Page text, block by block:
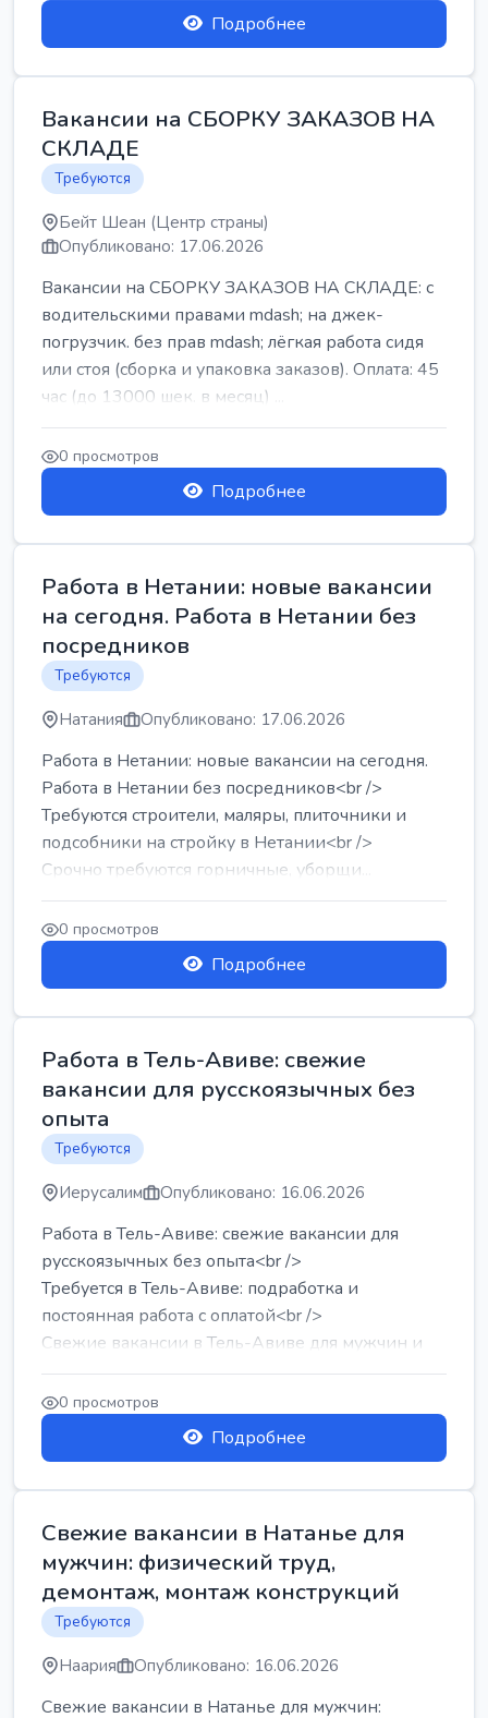
Подробнее
Вакансии на СБОРКУ ЗАКАЗОВ НА
СКЛАДЕ
Требуются
Бейт Шеан (Центр страны)
Опубликовано: 17.06.2026
Вакансии на СБОРКУ ЗАКАЗОВ НА СКЛАДЕ: с
водительскими правами mdash; на джек-
погрузчик. без прав mdash; лёгкая работа сидя
или стоя (сборка и упаковка заказов). Оплата: 45
час (до 13000 шек. в месяц) ...
0 просмотров
Подробнее
Работа в Нетании: новые вакансии
на сегодня. Работа в Нетании без
посредников
Требуются
Натания Опубликовано: 17.06.2026
Работа в Нетании: новые вакансии на сегодня.
Работа в Нетании без посредников<br />
Требуются строители, маляры, плиточники и
подсобники на стройку в Нетании<br />
Срочно требуются горничные, уборщи...
0 просмотров
Подробнее
Работа в Тель-Авиве: свежие
вакансии для русскоязычных без
опыта
Требуются
Иерусалим Опубликовано: 16.06.2026
Работа в Тель-Авиве: свежие вакансии для
русскоязычных без опыта<br />
Требуется в Тель-Авиве: подработка и
постоянная работа с оплатой<br />
Свежие вакансии в Тель-Авиве для мужчин и
женщин от хозя...
0 просмотров
Подробнее
Свежие вакансии в Натанье для
мужчин: физический труд,
демонтаж, монтаж конструкций
Требуются
Наария Опубликовано: 16.06.2026
Свежие вакансии в Натанье для мужчин: